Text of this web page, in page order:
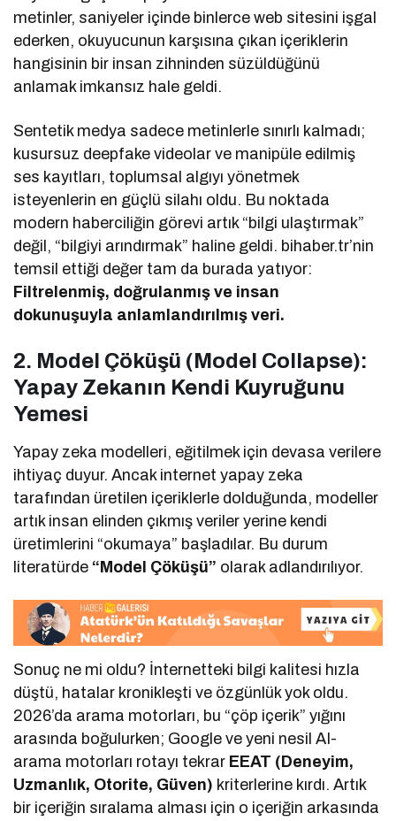
metinler, saniyeler içinde binlerce web sitesini işgal
ederken, okuyucunun karşısına çıkan içeriklerin
hangisinin bir insan zihninden süzüldüğünü
anlamak imkansız hale geldi.
Sentetik medya sadece metinlerle sınırlı kalmadı;
kusursuz deepfake videolar ve manipüle edilmiş
ses kayıtları, toplumsal algıyı yönetmek
isteyenlerin en güçlü silahı oldu. Bu noktada
modern haberciliğin görevi artık “bilgi ulaştırmak”
değil, “bilgiyi arındırmak” haline geldi. bihaber.tr’nin
temsil ettiği değer tam da burada yatıyor:
Filtrelenmiş, doğrulanmış ve insan
dokunuşuyla anlamlandırılmış veri.
2. Model Çöküşü (Model Collapse):
Yapay Zekanın Kendi Kuyruğunu
Yemesi
Yapay zeka modelleri, eğitilmek için devasa verilere
ihtiyaç duyur. Ancak internet yapay zeka
tarafından üretilen içeriklerle dolduğunda, modeller
artık insan elinden çıkmış veriler yerine kendi
üretimlerini “okumaya” başladılar. Bu durum
literatürde “Model Çöküşü” olarak adlandırılıyor.
Sonuç ne mi oldu? İnternetteki bilgi kalitesi hızla
düştü, hatalar kronikleşti ve özgünlük yok oldu.
2026’da arama motorları, bu “çöp içerik” yığını
arasında boğulurken; Google ve yeni nesil AI-
arama motorları rotayı tekrar EEAT (Deneyim,
Uzmanlık, Otorite, Güven) kriterlerine kırdı. Artık
bir içeriğin sıralama alması için o içeriğin arkasında